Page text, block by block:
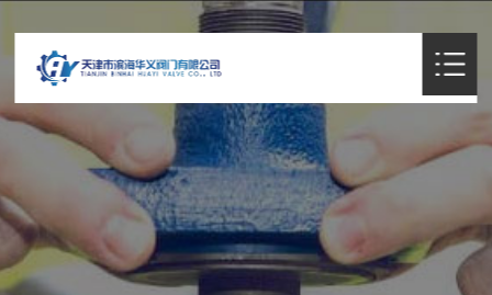
关于我们 